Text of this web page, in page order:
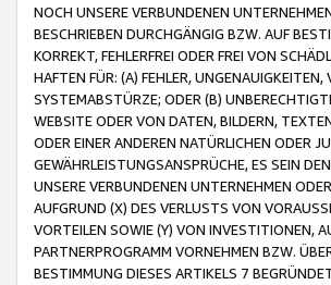
NOCH UNSERE VERBUNDENEN
BESCHRIEBEN DURCHGÄNGIG BZW. AUF
KORREKT, FEHLERFREI ODER FREI VON
HAFTEN FÜR: (A) FEHLER,
SYSTEMABSTÜRZE; ODER (B)
WEBSITE ODER VON DATEN, BILDERN,
ODER EINER ANDEREN NATÜRLICHEN ODER
GEWÄHRLEISTUNGSANSPRÜCHE, ES SEIN
UNSERE VERBUNDENEN UNTERNEHMEN
AUFGRUND (X) DES VERLUSTS VON
VORTEILEN SOWIE (Y) VON INVESTITIONEN,
PARTNERPROGRAMM VORNEHMEN BZW.
BESTIMMUNG DIESES ARTIKELS 7